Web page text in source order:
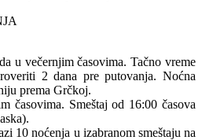
u večernjim časovima. Tačno vreme
2 dana pre putovanja. Noćna
prema Grčkoj.
časovima. Smeštaj od 16:00 časova
10 noćenja u izabranom smeštaju na